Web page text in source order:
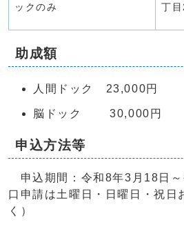
ックのみ 丁
助成額
人間ドック 23,000円
脳ドック 30,000円
申込方法等
申込期間：令和8年3月18日
口申請は土曜日・日曜日・祝日
く）